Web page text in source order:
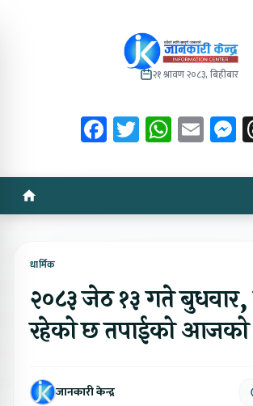
२१ श्रावण २०८३, बिहीबार
Facebook
Twitter
धार्मिक
२०८३ जेठ १३ गते बुधवार,
रहेको छ तपाईको
जानकारी केन्द्र